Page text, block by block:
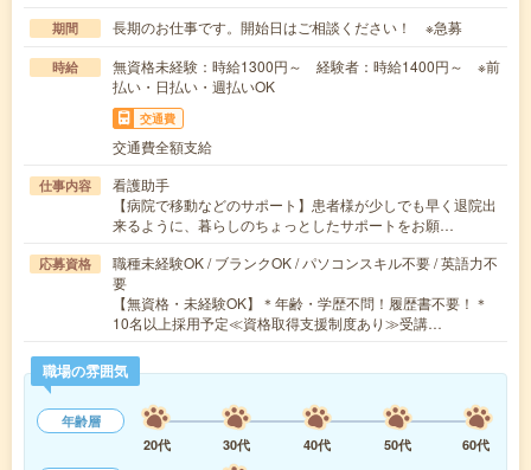
期間 長期のお仕事です。開始日はご相談ください！ ※急募
時給
無資格未経験：時給1300円～ 経験者：時給1400円～ ※前
払い・日払い・週払いOK
交通費
交通費全額支給
仕事内容
看護助手
【病院で移動などのサポート】患者様が少しでも早く退院出
来るように、暮らしのちょっとしたサポートをお願…
応募資格
職種未経験OK / ブランクOK / パソコンスキル不要 / 英語力不
要
【無資格・未経験OK】＊年齢・学歴不問！履歴書不要！＊
10名以上採用予定≪資格取得支援制度あり≫受講…
職場の雰囲気
年齢層
20代
30代 40代 50代
60代